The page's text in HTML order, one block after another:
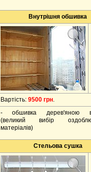
Внутрішня обшивка
Вартість: 9500 грн.
- обшивка дерев'яною
(великий вибір
матеріалів)
Стельова сушка